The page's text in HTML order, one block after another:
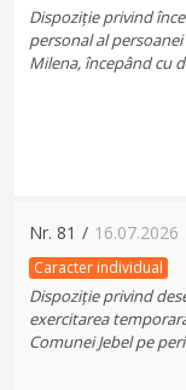
Dispoziție privind
personal al
Milena, începând cu
Nr. 81 / 16.07.2026
Caracter individual
Dispoziție privind
exercitarea
Comunei Jebel pe